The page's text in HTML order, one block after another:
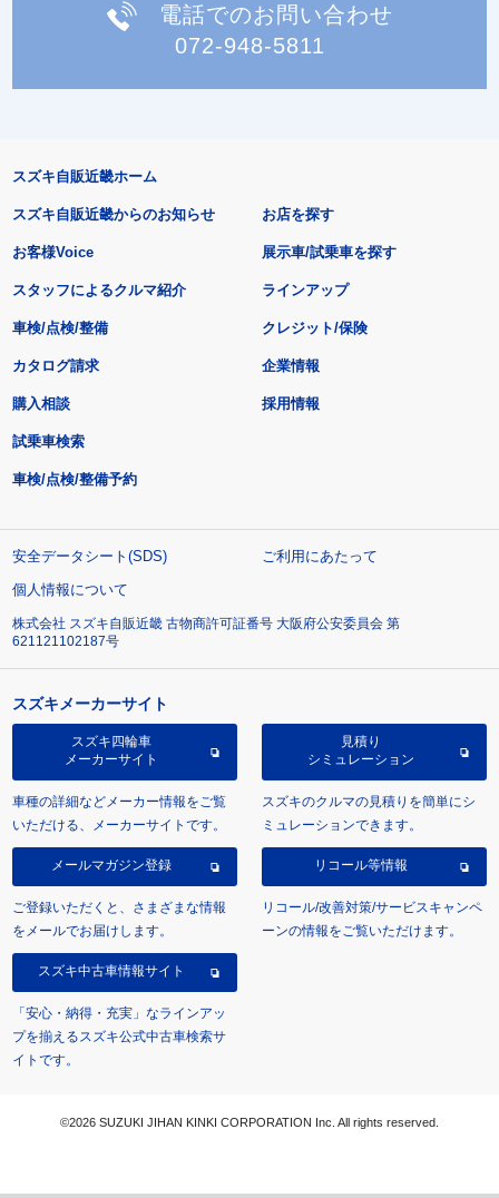
電話でのお問い合わせ
072-948-5811
スズキ自販近畿ホーム
スズキ自販近畿からのお知らせ
お客様Voice
スタッフによるクルマ紹介
お店を探す
展示車/試乗車を探す
ラインアップ
車検/点検/整備 クレジット/保険
カタログ請求
購入相談
試乗車検索
車検/点検/整備予約
企業情報
採用情報
安全データシート(SDS)
ご利用にあたって
個人情報について
株式会社 スズキ自販近畿 古物商許可証番号 大阪府公安委員会 第
621121102187号
スズキメーカーサイト
スズキ四輪車
メーカーサイト
車種の詳細などメーカー情報をご覧
いただける、メーカーサイトです。
見積り
シミュレーション
スズキのクルマの見積りを簡単にシ
ミュレーションできます。
メールマガジン登録
ご登録いただくと、さまざまな情報
をメールでお届けします。
リコール等情報
リコール/改善対策/サービスキャンペ
ーンの情報をご覧いただけます。
スズキ中古車情報サイト
「安心・納得・充実」なラインアッ
プを揃えるスズキ公式中古車検索サ
イトです。
©2026 SUZUKI JIHAN KINKI CORPORATION Inc. All rights reserved.